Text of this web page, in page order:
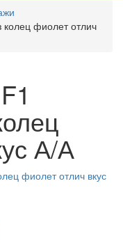
фиолет отлич
А/А